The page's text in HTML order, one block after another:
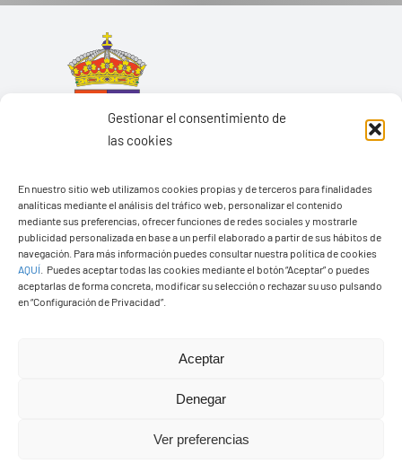
Gestionar el consentimiento de
las cookies
En nuestro sitio web utilizamos cookies propias y de terceros para finalidades
analíticas mediante el análisis del tráfico web, personalizar el contenido
mediante sus preferencias, ofrecer funciones de redes sociales y mostrarle
publicidad personalizada en base a un perfil elaborado a partir de sus hábitos de
navegación. Para más información puedes consultar nuestra política de cookies
AQUÍ
Puedes aceptar todas las cookies mediante el botón “Aceptar” o puedes
aceptarlas de forma concreta, modificar su selección o rechazar su uso pulsando
en “Configuración de Privacidad”.
Aceptar
Denegar
Ver preferencias
Ayuntamiento de Yaiza
Pza. de Los Remedios, 1